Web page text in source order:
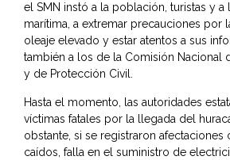
el SMN instó a la población, turistas y a
marítima, a extremar precauciones por
oleaje elevado y estar atentos a sus
también a los de la Comisión Nacional
y de Protección Civil.
Hasta el momento, las autoridades
víctimas fatales por la llegada del
obstante, si se registraron afectaciones
caídos, falla en el suministro de